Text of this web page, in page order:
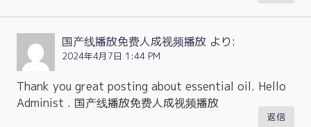
国产线播放免费人成视频播放 より:
2024年4月7日 1:44 PM
Thank you great posting about essential oil. Hello
Administ . 国产线播放免费人成视频播放
返信